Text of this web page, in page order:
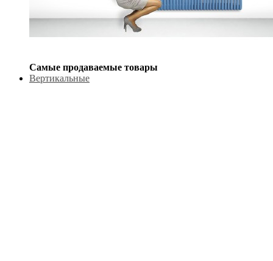
Самые продаваемые товары
Вертикальные